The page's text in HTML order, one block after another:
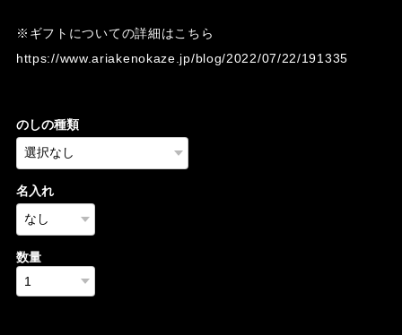
※ギフトについての詳細はこちら
https://www.ariakenokaze.jp/blog/2022/07/22/191335
のしの種類
名入れ
数量